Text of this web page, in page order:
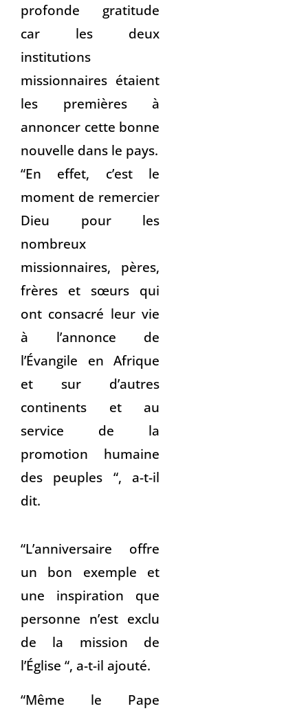
profonde gratitude
car les deux
institutions
missionnaires étaient
les premières à
annoncer cette bonne
nouvelle dans le pays.
“En effet, c’est le
moment de remercier
Dieu pour les
nombreux
missionnaires, pères,
frères et sœurs qui
ont consacré leur vie
à l’annonce de
l’Évangile en Afrique
et sur d’autres
continents et au
service de la
promotion humaine
des peuples “, a-t-il
dit.
“L’anniversaire offre
un bon exemple et
une inspiration que
personne n’est exclu
de la mission de
l’Église “, a-t-il ajouté.
“Même le Pape